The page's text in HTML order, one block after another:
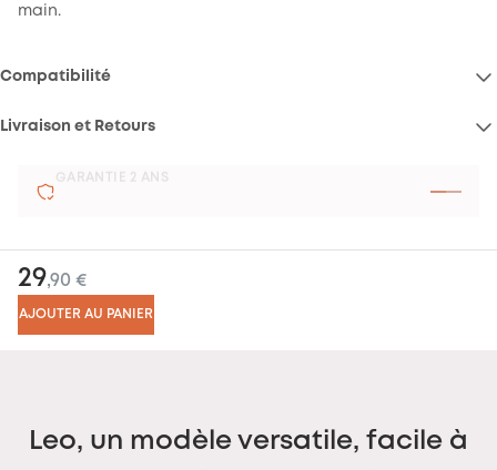
Leo, un modèle versatile, facile à
main.
Compatibilité
Livraison et Retours
Satisfait ou remboursé :
29,90 €
AJOUTER AU PANIER